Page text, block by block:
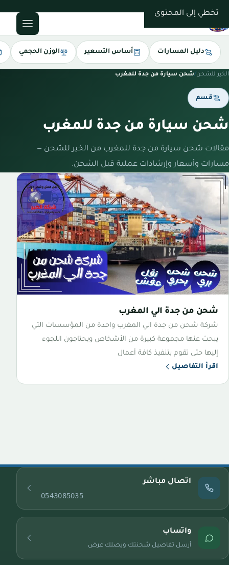
تخطي إلى المحتوى
دليل المسارات أساس التسعير الوزن الحجمي
الخير للشحن/شحن سيارة من جدة للمغرب
قسم
شحن سيارة من جدة للمغرب
مقالات شحن سيارة من جدة للمغرب من الخير للشحن —
مسارات وأسعار وإرشادات عملية قبل الشحن.
شحن من جدة الي المغرب
شركة شحن من جدة الي المغرب واحدة من المؤسسات التي
يبحث عنها مجموعة كبيرة من الأشخاص ويحتاجون اللجوء
إليها حتى تقوم بتنفيذ كافة أعمال
اقرأ التفاصيل
اتصال مباشر
0543085035
واتساب
أرسل تفاصيل شحنتك ويصلك عرض